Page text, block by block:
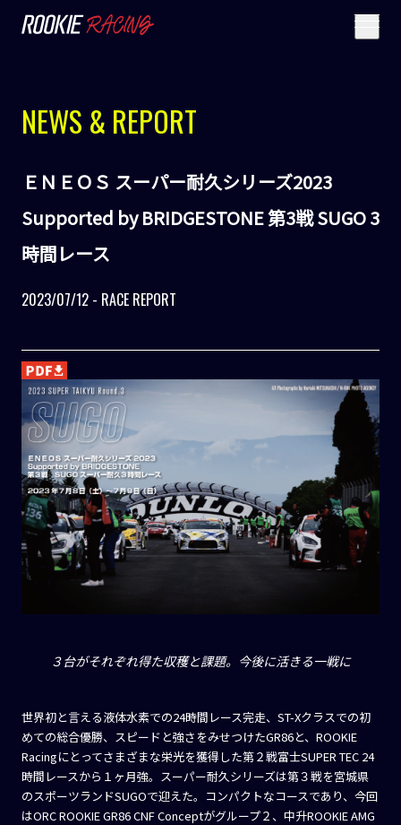
NEWS & REPORT
ＥＮＥＯＳ スーパー耐久シリーズ2023
Supported by BRIDGESTONE 第3戦 SUGO 3
時間レース
2023/07/12 - RACE REPORT
３台がそれぞれ得た収穫と課題。今後に活きる一戦に
世界初と言える液体水素での24時間レース完走、ST-Xクラスでの初
めての総合優勝、スピードと強さをみせつけたGR86と、ROOKIE
Racingにとってさまざまな栄光を獲得した第２戦富士SUPER TEC 24
時間レースから１ヶ月強。スーパー耐久シリーズは第３戦を宮城県
のスポーツランドSUGOで迎えた。コンパクトなコースであり、今回
はORC ROOKIE GR86 CNF Conceptがグループ２、中升ROOKIE AMG